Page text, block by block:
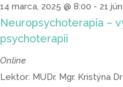
14 marca, 2025 @ 8:00 - 21
Neuropsychoterapia –
psychoterapii
Online
Lektor: MUDr. Mgr. Kristýna